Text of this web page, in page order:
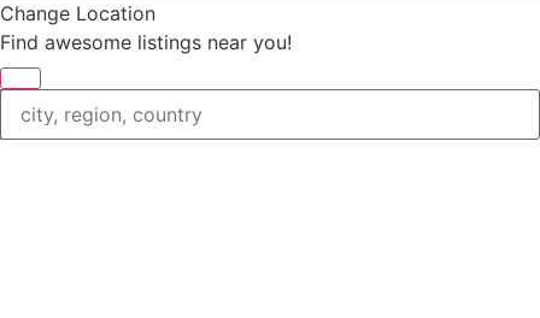
Change Location
Find awesome listings near you!
Change Location